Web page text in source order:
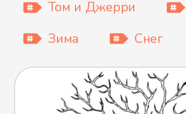
Том и Джерри
Зима
Снег